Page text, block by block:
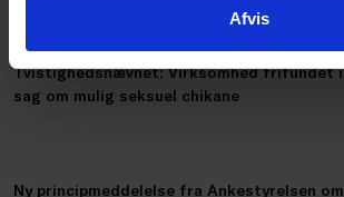
Afvis
Tvistighedsnævnet: Virksomhed frifundet i
sag om mulig seksuel chikane
Ny principmeddelelse fra Ankestyrelsen om